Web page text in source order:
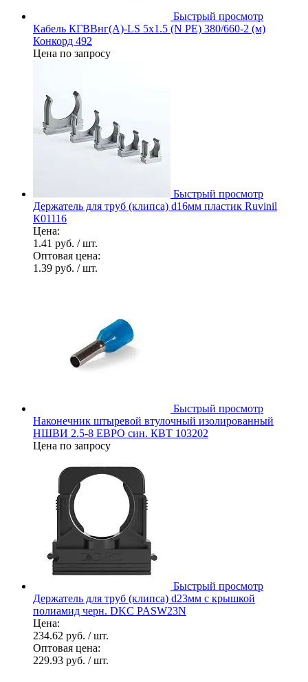
Быстрый просмотр
Кабель КГВВнг(А)-LS 5х1.5 (N PE) 380/660-2 (м)
Конкорд 492
Цена по запросу
Быстрый просмотр
Держатель для труб (клипса) d16мм пластик Ruvinil
К01116
Цена:
1.41 руб. / шт.
Оптовая цена:
1.39 руб. / шт.
Быстрый просмотр
Наконечник штыревой втулочный изолированный
НШВИ 2.5-8 ЕВРО син. КВТ 103202
Цена по запросу
Быстрый просмотр
Держатель для труб (клипса) d23мм с крышкой
полиамид черн. DKC PASW23N
Цена:
234.62 руб. / шт.
Оптовая цена:
229.93 руб. / шт.